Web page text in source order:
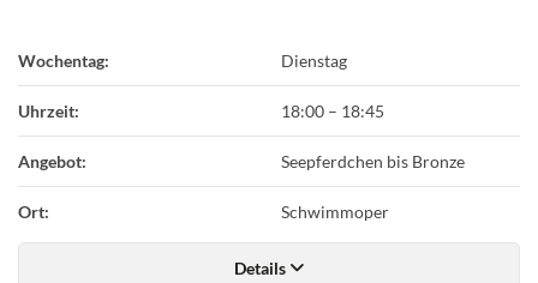
Wochentag: Dienstag
Uhrzeit: 18:00 – 18:45
Angebot: Seepferdchen bis Bronze
Ort: Schwimmoper
Details